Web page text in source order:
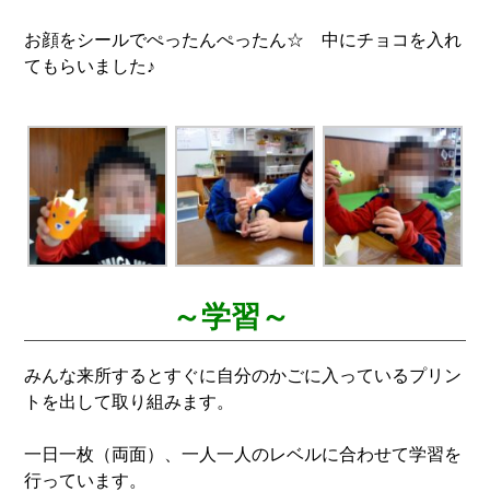
お顔をシールでぺったんぺったん☆ 中にチョコを入れ
てもらいました♪
～学習～
みんな来所するとすぐに自分のかごに入っているプリン
トを出して取り組みます。
一日一枚（両面）、一人一人のレベルに合わせて学習を
行っています。